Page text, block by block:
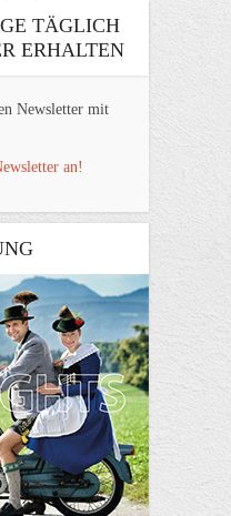
TÄGLICH
ERHALTEN
Newsletter mit
an!